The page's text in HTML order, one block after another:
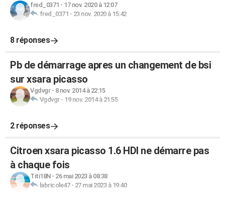
fred_0371 - 17 nov. 2020 à 12:07
fred_0371 - 23 nov. 2020 à 15:42
8 réponses
Pb de démarrage apres un changement de bsi
sur xsara picasso
Vgdvgr- 8 nov. 2014 à 22:15
Vgdvgr- 19 nov. 2014 à 21:55
2 réponses
Citroen xsara picasso 1.6 HDI ne démarre pas
à chaque fois
Titi18N- 26 mai 2023 à 08:38
labricole47- 27 mai 2023 à 19:40